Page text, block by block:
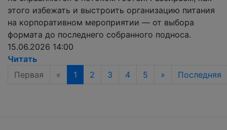
этого избежать и выстроить организацию питания
на корпоративном мероприятии — от выбора
формата до последнего собранного подноса.
15.06.2026 14:00
Читать
Первая
« 1 2 3 4 5 » Последняя